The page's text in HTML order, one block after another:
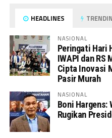
HEADLINES
NASIONAL
Peringati Hari
IWAPI dan RS
Cipta Inovasi
Pasir Murah
NASIONAL
Boni Hargens:
Rugikan